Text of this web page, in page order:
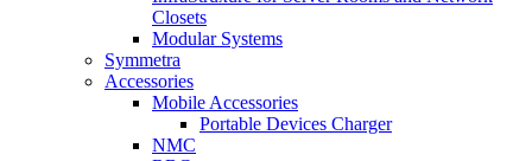
Closets
Modular Systems
Symmetra
Accessories
Mobile Accessories
Portable Devices Charger
NMC